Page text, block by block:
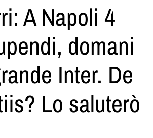
A Napoli 4
domani
Inter. De
Lo saluterò